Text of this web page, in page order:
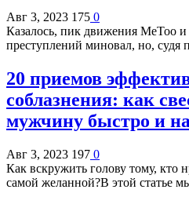
Авг 3, 2023 175 0
Казалось, пик движения MeToo и
преступлений миновал, но, судя
20 приемов
соблазнения: как
мужчину быстро и
Авг 3, 2023 197 0
Как вскружить голову тому, кто
самой желанной?В этой статье